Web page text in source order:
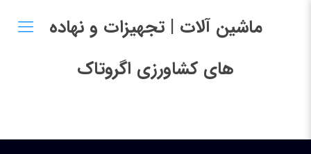
ماشین آلات | تجهیزات و نهاده
های کشاورزی اگروتاک